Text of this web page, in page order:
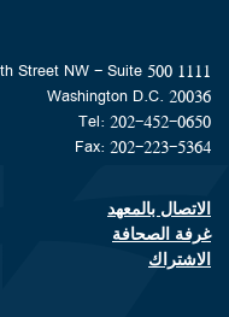
1111 19th Street NW - Suite 500
Washington D.C. 20036
Tel: 202-452-0650
Fax: 202-223-5364
contact links
الاتصال بالمعهد
غرفة الصحافة
الاشتراك